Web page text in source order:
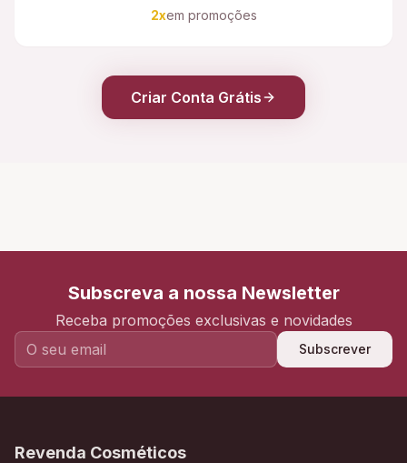
2xem promoções
Criar Conta Grátis
Subscreva a nossa Newsletter
Receba promoções exclusivas e novidades
Subscrever
Revenda Cosméticos